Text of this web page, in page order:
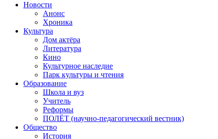
Новости
Анонс
Хроника
Культура
Дом актёра
Литература
Кино
Культурное наследие
Парк культуры и чтения
Образование
Школа и вуз
Учитель
Реформы
ПОЛЁТ (научно-педагогический вестник)
Общество
История